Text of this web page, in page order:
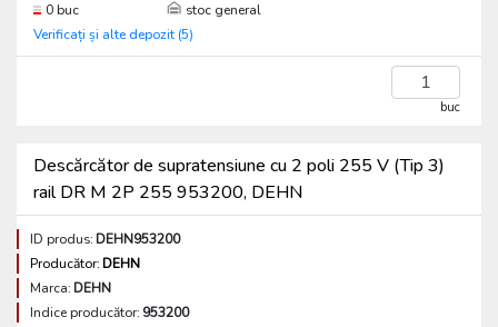
0 buc
stoc general
Verificați și alte depozit (5)
buc
Descărcător de supratensiune cu 2 poli 255 V (Tip 3)
rail DR M 2P 255 953200, DEHN
ID produs:DEHN953200
Producător:DEHN
Marca:DEHN
Indice producător: 953200